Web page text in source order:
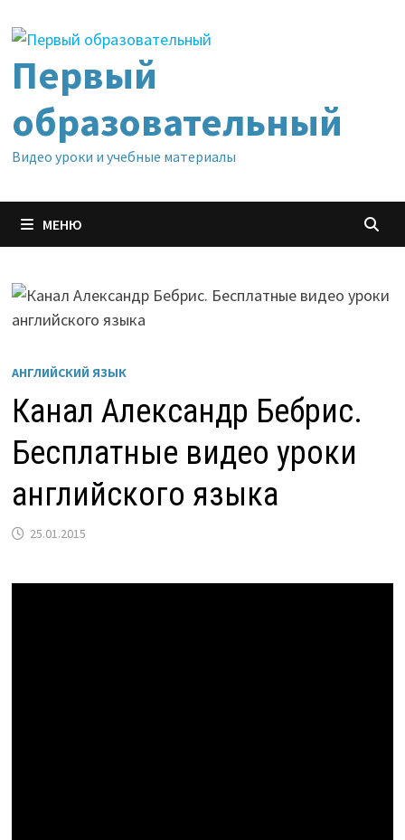
содержимому
Первый
образовательный
Видео уроки и учебные материалы
МЕНЮ
АНГЛИЙСКИЙ ЯЗЫК
Канал Александр Бебрис.
Бесплатные видео уроки
английского языка
25.01.2015